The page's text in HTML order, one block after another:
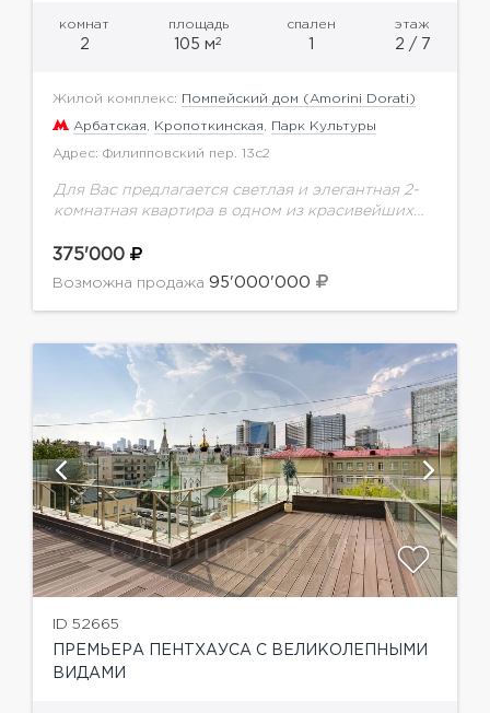
комнат
2
площадь
105 м2
спален этаж
2 / 7
Жилой комплекс: Помпейский дом (Amorini Dorati)
Арбатская, Кропоткинская, Парк Культуры
Адрес: Филипповский пер. 13с2
Для Вас предлагается светлая и элегантная 2-
комнатная квартира в одном из красивейших
площадью 105 м.кв. Из окон квартиры
открывается перспективный...
375'000
Возможна продажа 95'000'000
ID 52665
ПРЕМЬЕРА ПЕНТХАУСА С ВЕЛИКОЛЕПНЫМИ
ВИДАМИ